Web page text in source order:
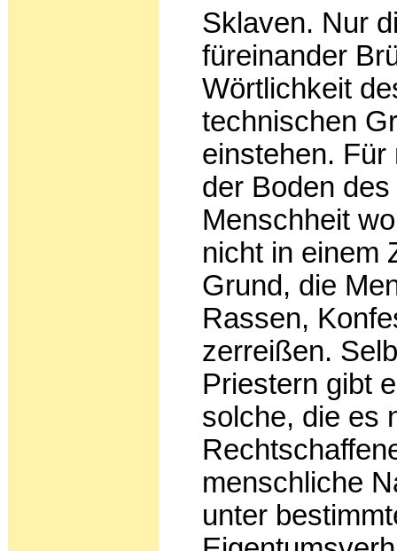
Sklaven. Nur
füreinander
Wörtlichkeit
technischen
einstehen. Für
der Bo­den
Menschheit
nicht in einem
Grund, die
Rassen,
zerreißen.
Priestern gibt
solche, die es
menschliche
unter